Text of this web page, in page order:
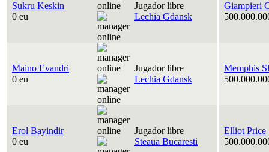
Sukru Keskin
0 eu
Jugador libre
Lechia Gdansk
Giampieri
Maino Evandri
0 eu
Jugador libre
Lechia Gdansk
Memphis
Erol Bayindir
0 eu
Jugador libre
Steaua Bucaresti
Elliot Price